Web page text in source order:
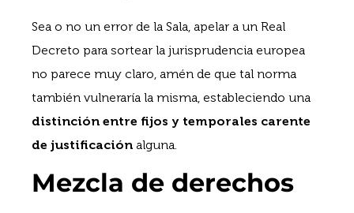
Sea o no un error de la Sala, apelar a un Real
Decreto para sortear la jurisprudencia europea
no parece muy claro, amén de que tal norma
también vulneraría la misma, estableciendo una
distinción entre fijos y temporales carente
de justificación alguna.
Mezcla de derechos